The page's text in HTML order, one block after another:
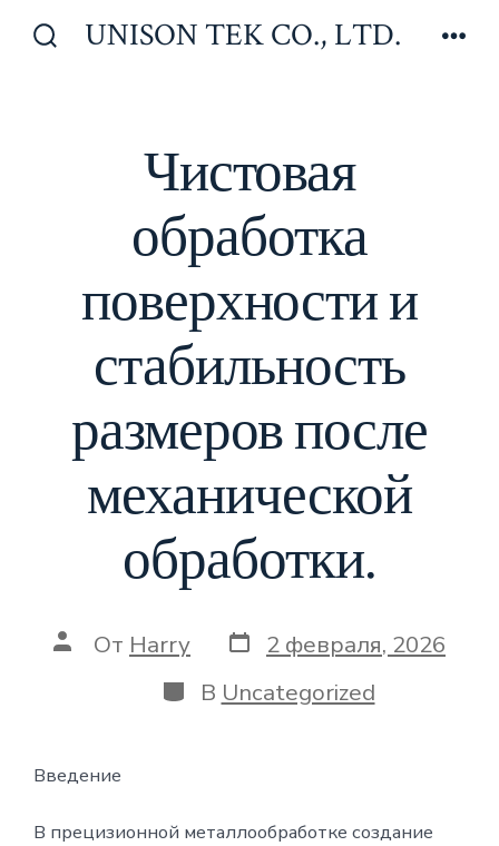
UNISON TEK CO., LTD.
Чистовая
обработка
поверхности и
стабильность
размеров после
механической
обработки.
Автор
От Harry Дата
записи
2 февраля, 2026
Категории
В Uncategorized
Введение
В прецизионной металлообработке создание